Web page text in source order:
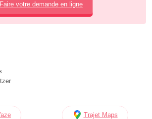
Faire votre demande en ligne
Trajet Maps